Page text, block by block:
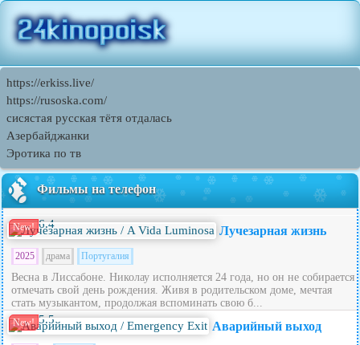
https://erkiss.live/
https://rusoska.com/
сисястая русская тётя отдалась
Азербайджанки
Эротика по тв
Фильмы на телефон
New! 6.4 Лучезарная жизнь
2025 драма Португалия
Весна в Лиссабоне. Николау исполняется 24 года, но он не собирается
отмечать свой день рождения. Живя в родительском доме, мечтая
стать музыкантом, продолжая вспоминать свою б...
New! 5.5 Аварийный выход